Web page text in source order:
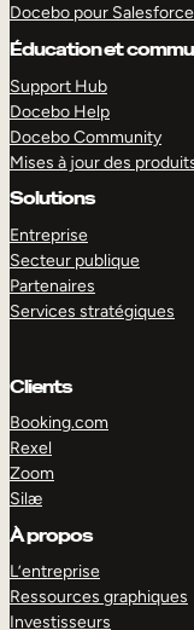
Docebo pour Salesforce
Éducation et
Support Hub
Docebo Help
Docebo Community
Mises à jour des
Solutions
Entreprise
Secteur publique
Partenaires
Services stratégiques
Clients
Booking.com
Rexel
Zoom
Silæ
À propos
L’entreprise
Ressources graphiques
Investisseurs